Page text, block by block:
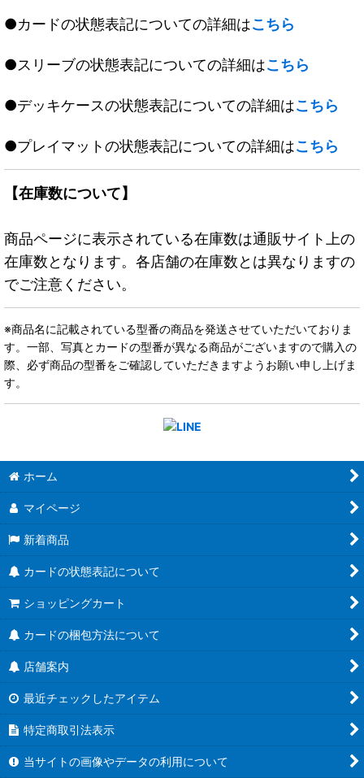
●カードの状態表記についての詳細はこちら
●スリーブの状態表記についての詳細はこちら
●デッキケースの状態表記についての詳細はこちら
●プレイマットの状態表記についての詳細はこちら
【在庫数について】
商品ページに表示されている在庫数は通販サイト上の
在庫数となります。各店舗の在庫数とは異なりますの
でご注意ください。
※商品名に記載されている型番の商品を発送させていただいておりま
す。一部、写真とカードの型番が異なる商品がございますので購入の
際、必ず商品の型番をご確認していただきますようお願い申し上げま
す。
ホーム
マイページ
新着商品
カードの状態表記について
ショッピングカート
カードの梱包方法について
店舗案内
最近チェックしたアイテム
特定商取引法表示
当サイトの画像やデータの利用について